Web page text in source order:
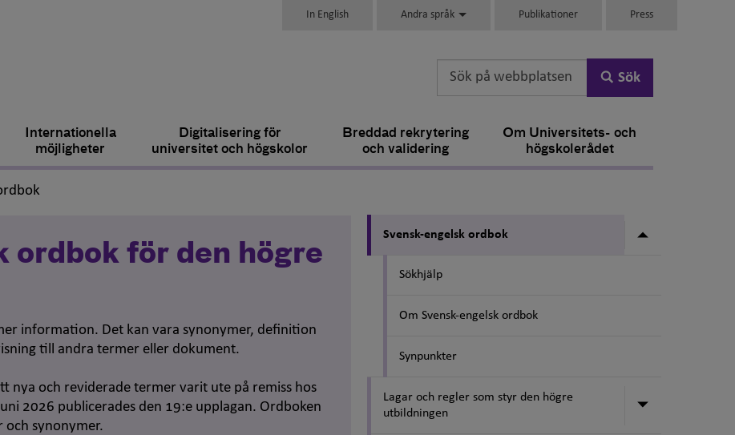
In English Andra språk Publikationer Press
Sök
Internationella
möjligheter
Digitalisering för
universitet och högskolor
Breddad rekrytering
och validering
Om Universitets- och
högskolerådet
ordbok för den högre
information. Det kan vara synonymer, definition
till andra termer eller dokument.
nya och reviderade termer varit ute på remiss hos
2026 publicerades den 19:e upplagan. Ordboken
synonymer.
Svensk-engelsk ordbok Undermeny
Sökhjälp
Om Svensk-engelsk ordbok
Synpunkter
Lagar och regler som styr den högre
utbildningen
Undermeny